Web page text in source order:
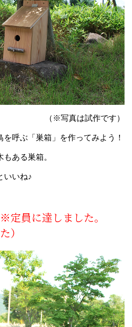
（※写真は試作です）
呼ぶ「巣箱」を作ってみよう！
ある巣箱。
いいね♪
※定員に達しました。
）